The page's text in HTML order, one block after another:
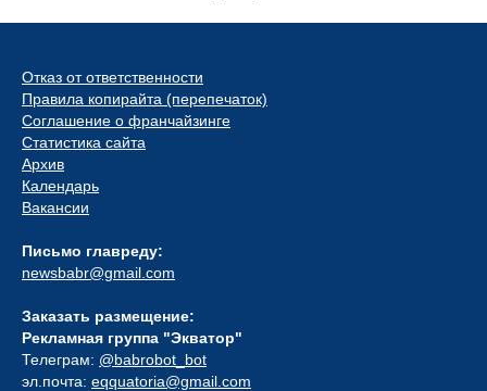
Отказ от ответственности
Правила копирайта (перепечаток)
Соглашение о франчайзинге
Статистика сайта
Архив
Календарь
Вакансии
Письмо главреду:
newsbabr@gmail.com
Заказать размещение:
Рекламная группа "Экватор"
Телеграм: @babrobot_bot
эл.почта: eqquatoria@gmail.com